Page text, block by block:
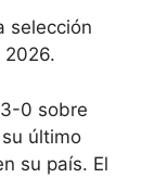
selección
2026.
0 sobre
último
su país. El